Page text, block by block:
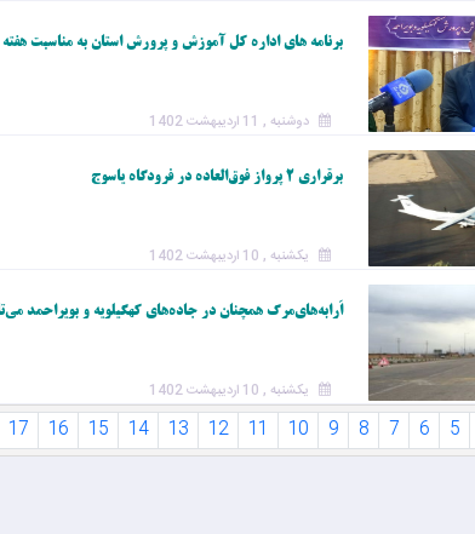
برنامه های اداره کل آموزش و پرورش استان به مناسبت هفته
دوشنبه , 11 اردیبهشت 1402
برقراری ۲ پرواز فوق‌العاده در فرودگاه یاسوج
یکشنبه , 10 اردیبهشت 1402
اَرابه‌های‌مرگ همچنان در جاده‌های کهگیلویه و بویراحمد می‌تازند / شوتی‌ها عامل
یکشنبه , 10 اردیبهشت 1402
5
6
7
8
9
10
11
12
13
14
15
16
17